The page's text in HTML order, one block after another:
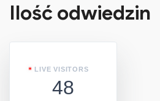
Ilość odwiedzin
LIVE VISITORS
48